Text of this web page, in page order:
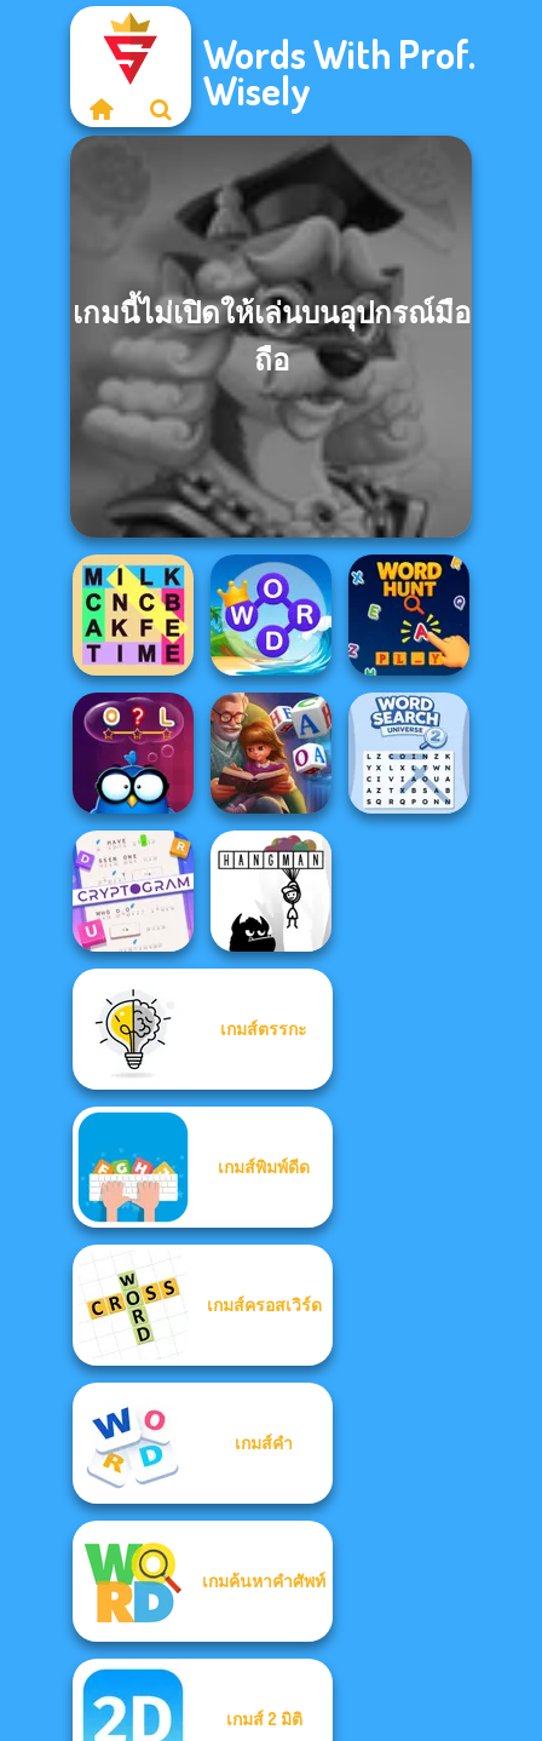
Words With Prof.
Wisely
เกมนี้ไม่เปิดให้เล่นบนอุปกรณ์มือ
ถือ
Fillwords: Find
All the Words
Word Connect
Puzzle
Word Hunt
Words with Owl
Word Scramble:
Family Tales
Cryptogram:
Word Brain
Puzzle
เกมส์ตรรกะ
เกมส์พิมพ์ดีด
เกมส์ครอสเวิร์ด
เกมส์คำ
เกมค้นหาคำศัพท์
เกมส์ 2 มิติ